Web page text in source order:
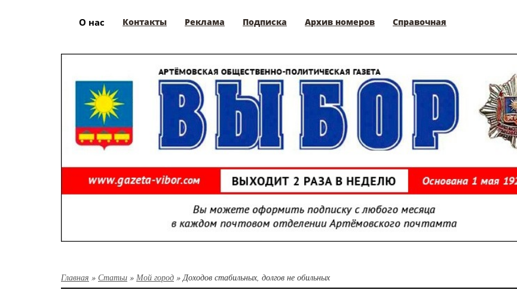
О нас Контакты Реклама Подписка Архив номеров Справочная
Главная » Статьи » Мой город » Доходов стабильных, долгов не обильных